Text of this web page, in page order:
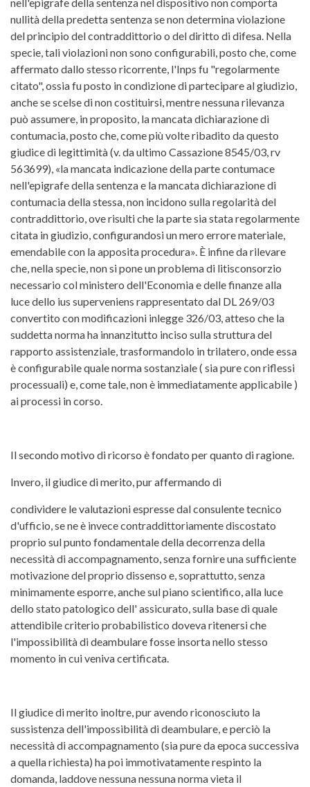
nullità della predetta sentenza se non determina violazione
del principio del contraddittorio o del diritto di difesa. Nella
specie, tali violazioni non sono configurabili, posto che, come
affermato dallo stesso ricorrente, l'Inps fu "regolarmente
citato", ossia fu posto in condizione di partecipare al giudizio,
anche se scelse di non costituirsi, mentre nessuna rilevanza
può assumere, in proposito, la mancata dichiarazione di
contumacia, posto che, come più volte ribadito da questo
giudice di legittimità (v. da ultimo Cassazione 8545/03, rv
563699), «la mancata indicazione della parte contumace
nell'epigrafe della sentenza e la mancata dichiarazione di
contumacia della stessa, non incidono sulla regolarità del
contraddittorio, ove risulti che la parte sia stata regolarmente
citata in giudizio, configurandosi un mero errore materiale,
emendabile con la apposita procedura». È infine da rilevare
che, nella specie, non si pone un problema di litisconsorzio
necessario col ministero dell'Economia e delle finanze alla
luce dello ius superveniens rappresentato dal DL 269/03
convertito con modificazioni inlegge 326/03, atteso che la
suddetta norma ha innanzitutto inciso sulla struttura del
rapporto assistenziale, trasformandolo in trilatero, onde essa
è configurabile quale norma sostanziale ( sia pure con riflessi
processuali) e, come tale, non è immediatamente applicabile )
ai processi in corso.
Il secondo motivo di ricorso è fondato per quanto di ragione.
Invero, il giudice di merito, pur affermando di
condividere le valutazioni espresse dal consulente tecnico
d'ufficio, se ne è invece contraddittoriamente discostato
proprio sul punto fondamentale della decorrenza della
necessità di accompagnamento, senza fornire una sufficiente
motivazione del proprio dissenso e, soprattutto, senza
minimamente esporre, anche sul piano scientifico, alla luce
dello stato patologico dell' assicurato, sulla base di quale
attendibile criterio probabilistico doveva ritenersi che
l'impossibilità di deambulare fosse insorta nello stesso
momento in cui veniva certificata.
Il giudice di merito inoltre, pur avendo riconosciuto la
sussistenza dell'impossibilità di deambulare, e perciò la
necessità di accompagnamento (sia pure da epoca successiva
a quella richiesta) ha poi immotivatamente respinto la
domanda, laddove nessuna nessuna norma vieta il